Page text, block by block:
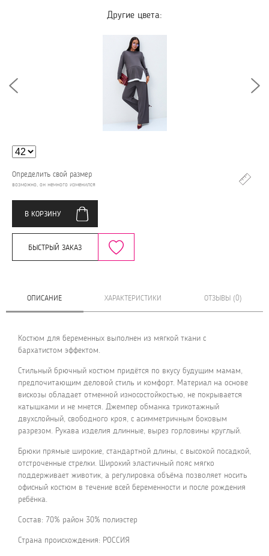
Другие цвета:
Определить свой размер
возможно, он немного изменился
В КОРЗИНУ
БЫСТРЫЙ ЗАКАЗ
ОПИСАНИЕ ХАРАКТЕРИСТИКИ ОТЗЫВЫ (0)
Костюм для беременных выполнен из мягкой ткани с
бархатистом эффектом.
Стильный брючный костюм придётся по вкусу будущим мамам,
предпочитающим деловой стиль и комфорт. Материал на основе
вискозы обладает отменной износостойкостью, не покрывается
катышками и не мнется. Джемпер обманка трикотажный
двухслойный, свободного кроя, с асимметричным боковым
разрезом. Рукава изделия длинные, вырез горловины круглый.
Брюки прямые широкие, стандартной длины, с высокой посадкой,
отстроченные стрелки. Широкий эластичный пояс мягко
поддерживает животик, а регулировка объёма позволяет носить
офисный костюм в течение всей беременности и после рождения
ребёнка.
Состав: 70% район 30% полиэстер
Страна происхождения: РОССИЯ